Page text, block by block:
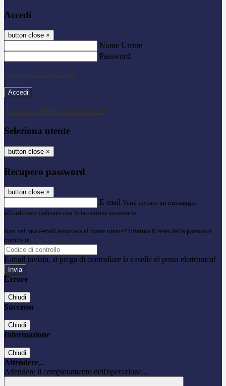
Accedi
button close ×
Nome Utente
Password
Password dimenticata?
-
Entra con SPID
Entra con CIE
Seleziona utente
button close ×
Recupero password
button close ×
E-mail Verrà inviato un messaggio
all'indirizzo indicato con le istruzioni necessarie.
Non hai una e-mail associata al nome utente? Effettua il reset della password
tramite la Login Spaggiari
E-mail inviata, si prega di controllare la casella di posta elettronica!
Errore
Chiudi
Successo
Chiudi
Informazione
Chiudi
Attendere...
Attendere il completamento dell'operazione...